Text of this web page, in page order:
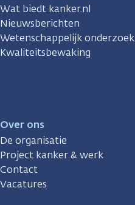
Wat biedt kanker.nl
Nieuwsberichten
Wetenschappelijk onderzoek
Kwaliteitsbewaking
Over ons
De organisatie
Project kanker & werk
Contact
Vacatures